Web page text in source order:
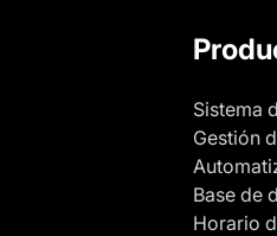
Sistema
Gestión
Base de
Horario